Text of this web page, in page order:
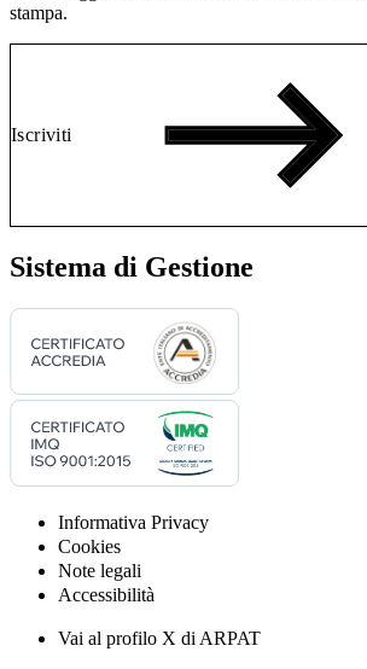
stampa.
Iscriviti
Sistema di Gestione
Informativa Privacy
Cookies
Note legali
Accessibilità
Vai al profilo X di ARPAT